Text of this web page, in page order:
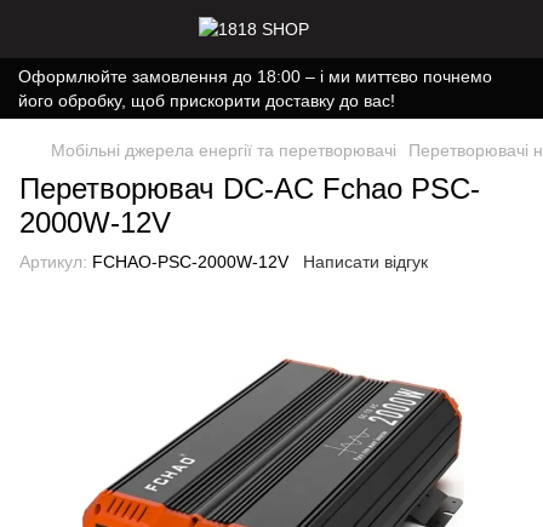
Оформлюйте замовлення до 18:00 – і ми миттєво почнемо
його обробку, щоб прискорити доставку до вас!
Мобільні джерела енергії та перетворювачі Перетворювачі
Перетворювач DC-AC Fchao PSC-
2000W-12V
Артикул: FCHAO-PSC-2000W-12V Написати відгук